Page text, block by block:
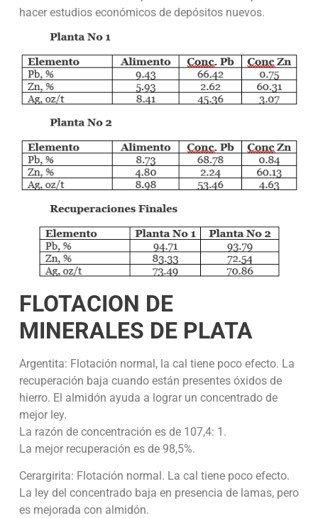
hacer estudios económicos de depósitos nuevos.
FLOTACION DE
MINERALES DE PLATA
Argentita: Flotación normal, la cal tiene poco efecto. La
recuperación baja cuando están presentes óxidos de
hierro. El almidón ayuda a lograr un concentrado de
mejor ley.
La razón de concentración es de 107,4: 1.
La mejor recuperación es de 98,5%.
Cerargirita: Flotación normal. La cal tiene poco efecto.
La ley del concentrado baja en presencia de lamas, pero
es mejorada con almidón.